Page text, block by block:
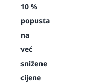
10 %
popusta
na
već
snižene
cijene